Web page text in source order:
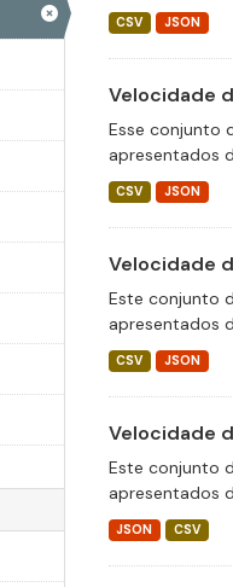
CSV JSON
Velocidade
Esse conjunto
apresentados
CSV JSON
Velocidade
Este conjunto
apresentados
CSV JSON
Velocidade
Este conjunto
apresentados
JSON CSV